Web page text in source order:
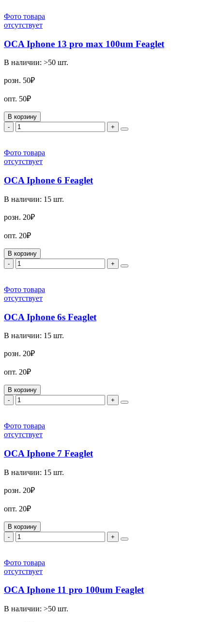
Фото товара
отсутствует
OCA Iphone 13 pro max 100um Feaglet
В наличии: >50 шт.
розн. 50₽
опт. 50₽
В корзину
-
+
Фото товара
отсутствует
OCA Iphone 6 Feaglet
В наличии: 15 шт.
розн. 20₽
опт. 20₽
В корзину
-
+
Фото товара
отсутствует
OCA Iphone 6s Feaglet
В наличии: 15 шт.
розн. 20₽
опт. 20₽
В корзину
-
+
Фото товара
отсутствует
OCA Iphone 7 Feaglet
В наличии: 15 шт.
розн. 20₽
опт. 20₽
В корзину
-
+
Фото товара
отсутствует
OCA Iphone 11 pro 100um Feaglet
В наличии: >50 шт.